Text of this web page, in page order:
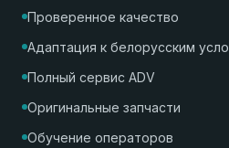
Проверенное качество
Адаптация к белорусским
Полный сервис ADV
Оригинальные запчасти
Обучение операторов